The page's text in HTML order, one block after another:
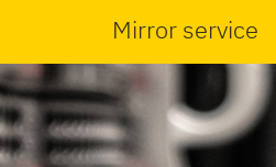
Mirror service